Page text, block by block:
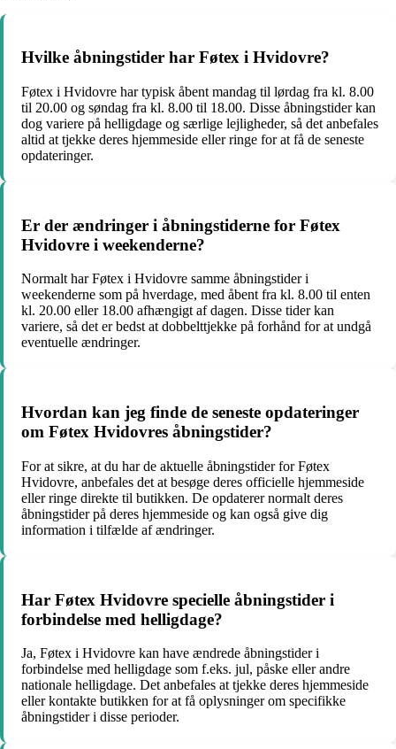
Hvilke åbningstider har Føtex i Hvidovre?
Føtex i Hvidovre har typisk åbent mandag til lørdag fra kl. 8.00
til 20.00 og søndag fra kl. 8.00 til 18.00. Disse åbningstider kan
dog variere på helligdage og særlige lejligheder, så det anbefales
altid at tjekke deres hjemmeside eller ringe for at få de seneste
opdateringer.
Er der ændringer i åbningstiderne for Føtex
Hvidovre i weekenderne?
Normalt har Føtex i Hvidovre samme åbningstider i
weekenderne som på hverdage, med åbent fra kl. 8.00 til enten
kl. 20.00 eller 18.00 afhængigt af dagen. Disse tider kan
variere, så det er bedst at dobbelttjekke på forhånd for at undgå
eventuelle ændringer.
Hvordan kan jeg finde de seneste opdateringer
om Føtex Hvidovres åbningstider?
For at sikre, at du har de aktuelle åbningstider for Føtex
Hvidovre, anbefales det at besøge deres officielle hjemmeside
eller ringe direkte til butikken. De opdaterer normalt deres
åbningstider på deres hjemmeside og kan også give dig
information i tilfælde af ændringer.
Har Føtex Hvidovre specielle åbningstider i
forbindelse med helligdage?
Ja, Føtex i Hvidovre kan have ændrede åbningstider i
forbindelse med helligdage som f.eks. jul, påske eller andre
nationale helligdage. Det anbefales at tjekke deres hjemmeside
eller kontakte butikken for at få oplysninger om specifikke
åbningstider i disse perioder.